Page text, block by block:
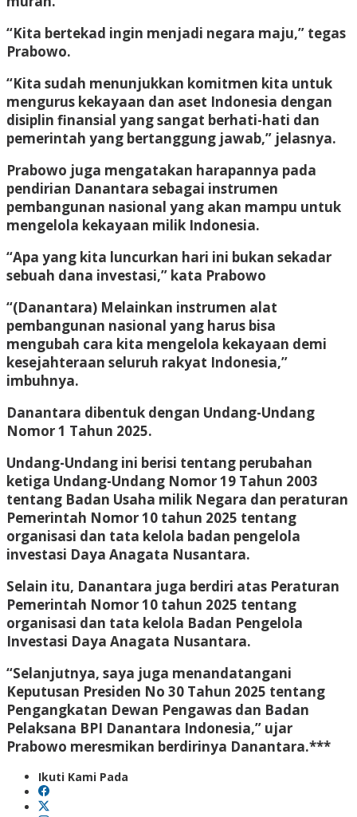
“Kita bertekad ingin menjadi negara maju,” tegas
Prabowo.
“Kita sudah menunjukkan komitmen kita untuk
mengurus kekayaan dan aset Indonesia dengan
disiplin finansial yang sangat berhati-hati dan
pemerintah yang bertanggung jawab,” jelasnya.
Prabowo juga mengatakan harapannya pada
pendirian Danantara sebagai instrumen
pembangunan nasional yang akan mampu untuk
mengelola kekayaan milik Indonesia.
“Apa yang kita luncurkan hari ini bukan sekadar
sebuah dana investasi,” kata Prabowo
“(Danantara) Melainkan instrumen alat
pembangunan nasional yang harus bisa
mengubah cara kita mengelola kekayaan demi
kesejahteraan seluruh rakyat Indonesia,”
imbuhnya.
Danantara dibentuk dengan Undang-Undang
Nomor 1 Tahun 2025.
Undang-Undang ini berisi tentang perubahan
ketiga Undang-Undang Nomor 19 Tahun 2003
tentang Badan Usaha milik Negara dan peraturan
Pemerintah Nomor 10 tahun 2025 tentang
organisasi dan tata kelola badan pengelola
investasi Daya Anagata Nusantara.
Selain itu, Danantara juga berdiri atas Peraturan
Pemerintah Nomor 10 tahun 2025 tentang
organisasi dan tata kelola Badan Pengelola
Investasi Daya Anagata Nusantara.
“Selanjutnya, saya juga menandatangani
Keputusan Presiden No 30 Tahun 2025 tentang
Pengangkatan Dewan Pengawas dan Badan
Pelaksana BPI Danantara Indonesia,” ujar
Prabowo meresmikan berdirinya Danantara.***
Ikuti Kami Pada